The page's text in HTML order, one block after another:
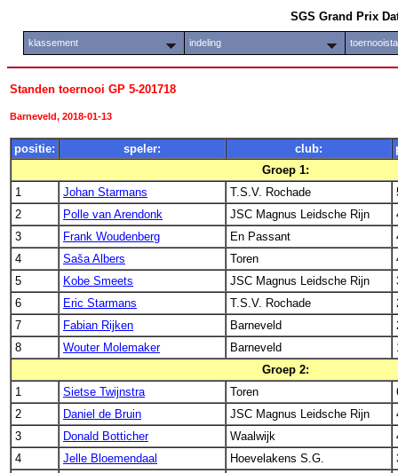
SGS Grand Prix
klassement indeling
Standen toernooi GP 5-201718
Barneveld, 2018-01-13
positie: speler: club:
Groep 1:
1
Johan Starmans T.S.V. Rochade
2
Polle van Arendonk JSC Magnus Leidsche Rijn
3
Frank Woudenberg En Passant
4
Saša Albers Toren
5
Kobe Smeets JSC Magnus Leidsche Rijn
6
Eric Starmans T.S.V. Rochade
7
Fabian Rijken Barneveld
8
Wouter Molemaker Barneveld
Groep 2:
1
Sietse Twijnstra Toren
2
Daniel de Bruin JSC Magnus Leidsche Rijn
3
Donald Botticher Waalwijk
4
Jelle Bloemendaal Hoevelakens S.G.